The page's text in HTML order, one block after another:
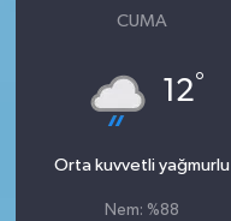
CUMA
12°
Orta kuvvetli yağmurlu
Nem: %88